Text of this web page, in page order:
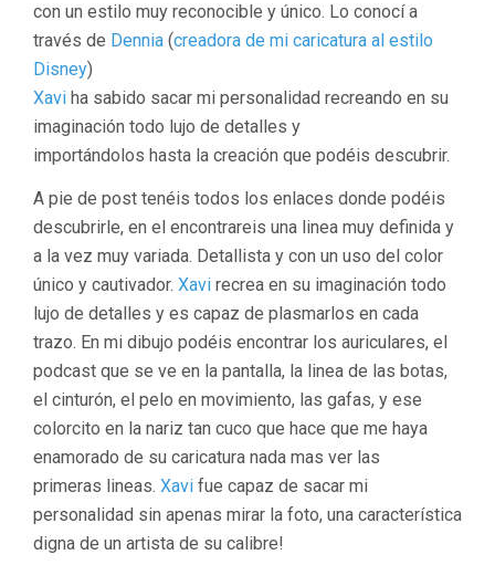
con un estilo muy reconocible y único. Lo conocí a
través de Dennia (creadora de mi caricatura al estilo
Disney)
Xavi ha sabido sacar mi personalidad recreando en su
imaginación todo lujo de detalles y
importándolos hasta la creación que podéis descubrir.
A pie de post tenéis todos los enlaces donde podéis
descubrirle, en el encontrareis una linea muy definida y
a la vez muy variada. Detallista y con un uso del color
único y cautivador. Xavi recrea en su imaginación todo
lujo de detalles y es capaz de plasmarlos en cada
trazo. En mi dibujo podéis encontrar los auriculares, el
podcast que se ve en la pantalla, la linea de las botas,
el cinturón, el pelo en movimiento, las gafas, y ese
colorcito en la nariz tan cuco que hace que me haya
enamorado de su caricatura nada mas ver las
primeras lineas. Xavi fue capaz de sacar mi
personalidad sin apenas mirar la foto, una característica
digna de un artista de su calibre!